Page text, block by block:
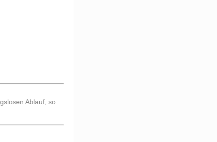
Ablauf, so